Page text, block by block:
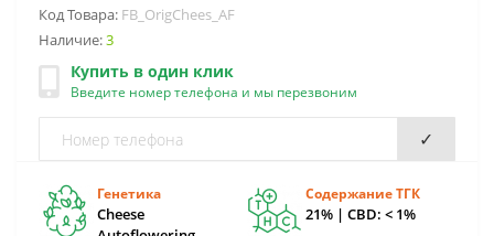
Код Товара: FB_OrigChees_AF
Наличие:3
Купить в один клик
Введите номер телефона и мы перезвоним
✓
Генетика
Cheese
Содержание ТГК
21% | CBD: < 1%